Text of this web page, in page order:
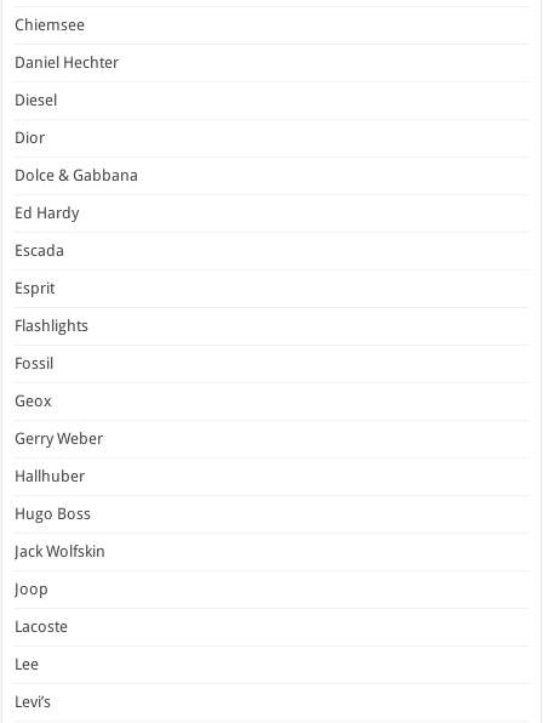
Chiemsee
Daniel Hechter
Diesel
Dior
Dolce & Gabbana
Ed Hardy
Escada
Esprit
Flashlights
Fossil
Geox
Gerry Weber
Hallhuber
Hugo Boss
Jack Wolfskin
Joop
Lacoste
Lee
Levi’s